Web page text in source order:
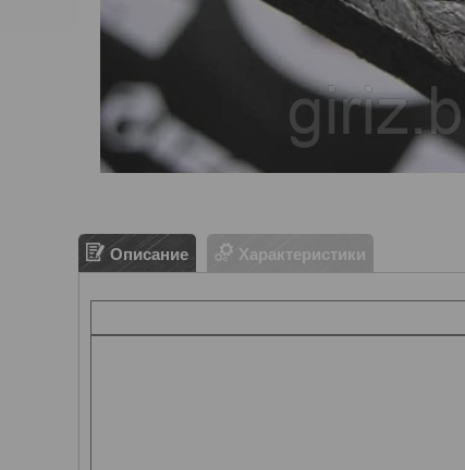
Описание Характеристики